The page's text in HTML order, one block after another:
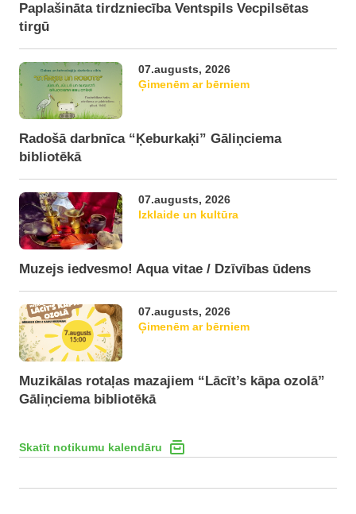
Paplašināta tirdzniecība Ventspils Vecpilsētas
tirgū
07.augusts, 2026
Ģimenēm ar bērniem
Radošā darbnīca “Ķeburkaķi” Gāliņciema
bibliotēkā
07.augusts, 2026
Izklaide un kultūra
Muzejs iedvesmo! Aqua vitae / Dzīvības ūdens
07.augusts, 2026
Ģimenēm ar bērniem
Muzikālas rotaļas mazajiem “Lācīt’s kāpa ozolā”
Gāliņciema bibliotēkā
Skatīt notikumu kalendāru